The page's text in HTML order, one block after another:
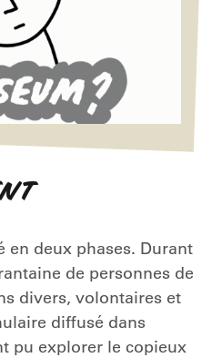
en deux phases. Durant
de personnes de
divers, volontaires et
diffusé dans
pu explorer le copieux